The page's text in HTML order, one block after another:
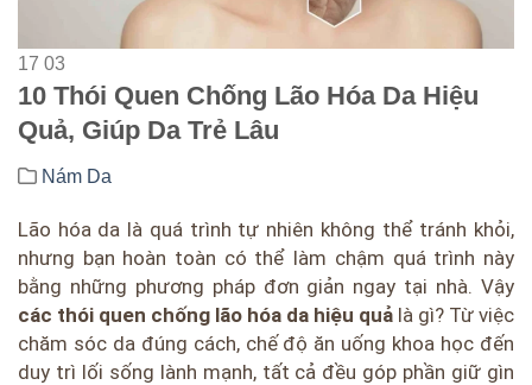
17 03
10 Thói Quen Chống Lão Hóa Da Hiệu
Quả, Giúp Da Trẻ Lâu
Nám Da
Lão hóa da là quá trình tự nhiên không thể tránh khỏi,
nhưng bạn hoàn toàn có thể làm chậm quá trình này
bằng những phương pháp đơn giản ngay tại nhà. Vậy
các thói quen chống lão hóa da hiệu quả là gì? Từ việc
chăm sóc da đúng cách, chế độ ăn uống khoa học đến
duy trì lối sống lành mạnh, tất cả đều góp phần giữ gìn